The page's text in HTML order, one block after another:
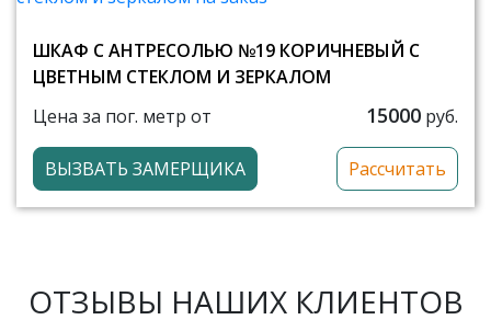
ШКАФ С АНТРЕСОЛЬЮ №19 КОРИЧНЕВЫЙ С
ЦВЕТНЫМ СТЕКЛОМ И ЗЕРКАЛОМ
Цена за пог. метр от
15000 руб.
ВЫЗВАТЬ ЗАМЕРЩИКА Рассчитать
ОТЗЫВЫ НАШИХ КЛИЕНТОВ